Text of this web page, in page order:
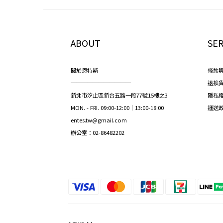
ABOUT
關於恩特斯
───────────
新北市汐止區新台五路一段77號15樓之3
MON. - FRI. 09:00-12:00｜13:00-18:00
entes.tw@gmail.com
辦公室：02-86482202
條款
退換
隱私
運送